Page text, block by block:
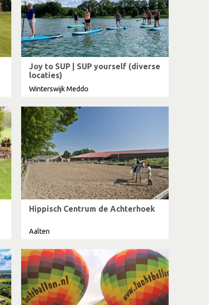
Joy to SUP | SUP yourself (diverse
locaties)
Winterswijk Meddo
Hippisch Centrum de Achterhoek
Aalten